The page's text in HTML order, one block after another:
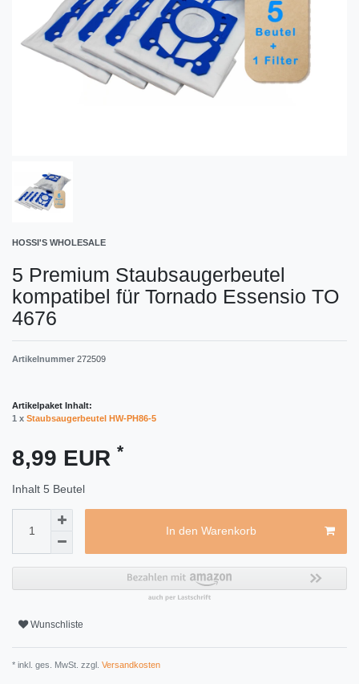
HOSSI'S WHOLESALE
5 Premium Staubsaugerbeutel
kompatibel für Tornado Essensio TO
4676
Artikelnummer 272509
Artikelpaket Inhalt:
1 x Staubsaugerbeutel HW-PH86-5
8,99 EUR *
Inhalt 5 Beutel
In den Warenkorb
Wunschliste
* inkl. ges. MwSt. zzgl. Versandkosten